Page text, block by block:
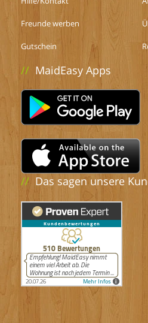
Freunde werben
Gutschein
// MaidEasy Apps
// Das sagen unsere